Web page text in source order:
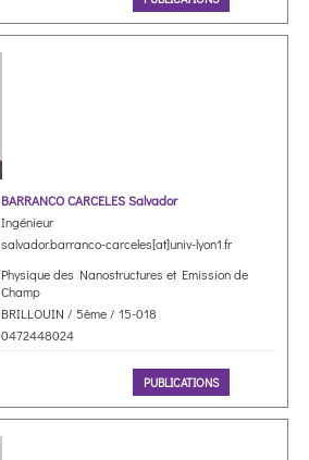
BARRANCO CARCELES Salvador
Ingénieur
salvador.barranco-carceles[at]univ-lyon1.fr
Physique des Nanostructures et Emission de
Champ
BRILLOUIN / 5ème / 15-018
0472448024
PUBLICATIONS